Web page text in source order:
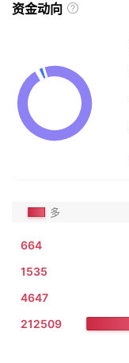
资金动向
多
664
1535
4647
212509